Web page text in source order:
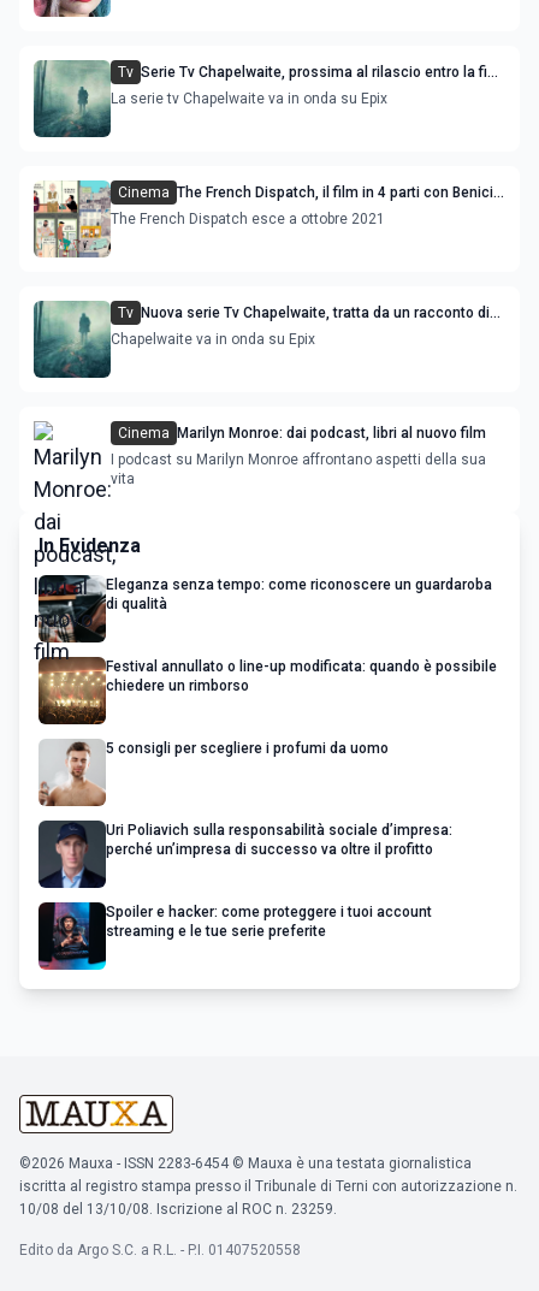
Tv Serie Tv Chapelwaite, prossima al rilascio entro la fine
dell’estate
La serie tv Chapelwaite va in onda su Epix
Cinema The French Dispatch, il film in 4 parti con Benicio
Del Toro, e Léa Seydoux
The French Dispatch esce a ottobre 2021
Tv Nuova serie Tv Chapelwaite, tratta da un racconto di
Stephen King con protagonista Adrien Brody
Chapelwaite va in onda su Epix
Cinema
Marilyn Monroe: dai podcast, libri al nuovo film
I podcast su Marilyn Monroe affrontano aspetti della sua
vita
In Evidenza
Eleganza senza tempo: come riconoscere un guardaroba
di qualità
Festival annullato o line-up modificata: quando è possibile
chiedere un rimborso
5 consigli per scegliere i profumi da uomo
Uri Poliavich sulla responsabilità sociale d’impresa:
perché un’impresa di successo va oltre il profitto
Spoiler e hacker: come proteggere i tuoi account
streaming e le tue serie preferite
©2026 Mauxa - ISSN 2283-6454 © Mauxa è una testata giornalistica
iscritta al registro stampa presso il Tribunale di Terni con autorizzazione n.
10/08 del 13/10/08. Iscrizione al ROC n. 23259.
Edito da Argo S.C. a R.L. - P.I. 01407520558